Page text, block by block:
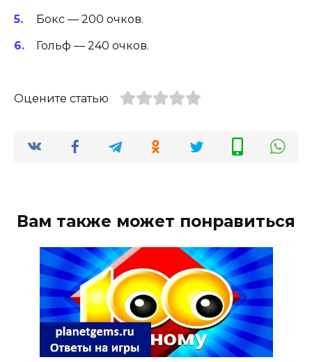
Бокс — 200 очков.
Гольф — 240 очков.
Оцените статью
Вам также может понравиться